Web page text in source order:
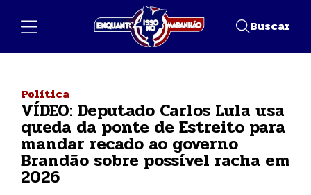
Buscar
Política
VÍDEO: Deputado Carlos Lula usa
queda da ponte de Estreito para
mandar recado ao governo
Brandão sobre possível racha em
2026